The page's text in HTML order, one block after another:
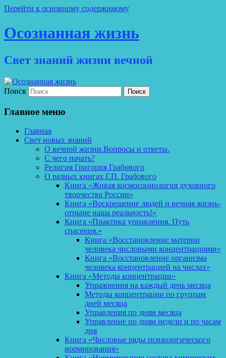
Перейти к основному содержимому
Осознанная жизнь
Свет знаний жизни вечной
Поиск
Главное меню
Главная
Свет новых знаний
О вечной жизни.Вопросы и ответы.
С чего начать?
Религия Григория Грабового
О разных книгах Г.П. Грабового
Книга «Живая космосоциология духовного
творчества России»
Книга «Воскрешение людей и вечная жизнь-
отныне наша реальность!»
Книга «Практика управления. Путь
спасения.»
Книга «Восстановление материи
человека числовыми концентрациями»
Книга «Восстановление организма
человека концентрацией на числах»
Книга «Методы концентрации»
Упражнения на каждый день месяца
Методы концентрации по группам
дней месяца
Управления по дням месяца
Управление по дням недели и по часам
дня
Книга «Числовые ряды психологического
нормирования»